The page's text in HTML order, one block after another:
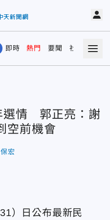
即時 熱門 要聞 社會 娛樂
選情 郭正亮：謝
空前機會
宏
）日公布最新民